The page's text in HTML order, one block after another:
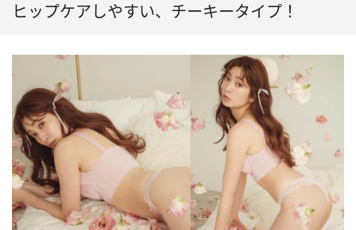
ヒップケアしやすい、チーキータイプ！